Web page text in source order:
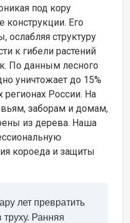
под кору
Его
ослабляя структуру
к гибели растений
По данным лесного
уничтожает до 15%
России. На
заборам и домам,
из дерева. Наша
короеда и защиты
лет превратить
Ранняя